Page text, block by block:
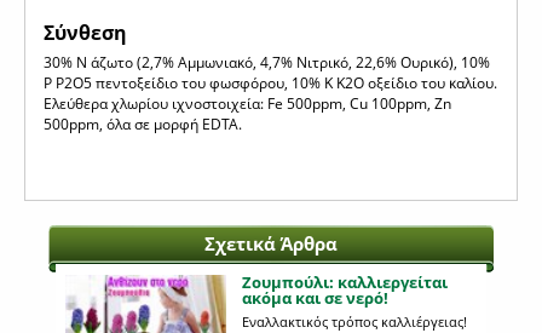
Σύνθεση
30% Ν άζωτο (2,7% Αμμωνιακό, 4,7% Νιτρικό, 22,6% Ουρικό), 10%
P P2O5 πεντοξείδιο του φωσφόρου, 10% K K2O οξείδιο του καλίου.
Ελεύθερα χλωρίου ιχνοστοιχεία: Fe 500ppm, Cu 100ppm, Zn
500ppm, όλα σε μορφή EDTA.
Σχετικά Άρθρα
Ζουμπούλι: καλλιεργείται
ακόμα και σε νερό!
Εναλλακτικός τρόπος καλλιέργειας!